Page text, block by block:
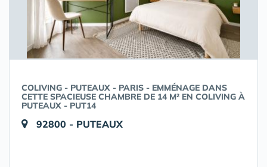
COLIVING - PUTEAUX - PARIS - EMMÉNAGE DANS
CETTE SPACIEUSE CHAMBRE DE 14 M² EN COLIVING À
PUTEAUX - PUT14
92800 - PUTEAUX